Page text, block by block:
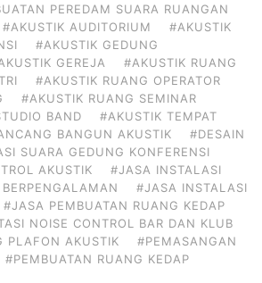
PEREDAM SUARA RUANGAN
#AKUSTIK AUDITORIUM
#AKUSTIK
#AKUSTIK GEDUNG
GEREJA
#AKUSTIK RUANG
#AKUSTIK RUANG OPERATOR
#AKUSTIK RUANG SEMINAR
BAND
#AKUSTIK TEMPAT
BANGUN AKUSTIK
#DESAIN
SUARA GEDUNG KONFERENSI
AKUSTIK
#JASA INSTALASI
#JASA INSTALASI
#JASA PEMBUATAN RUANG KEDAP
NOISE CONTROL BAR DAN KLUB
PLAFON AKUSTIK
#PEMASANGAN
#PEMBUATAN RUANG KEDAP